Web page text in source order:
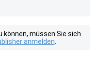
müssen Sie sich
anmelden